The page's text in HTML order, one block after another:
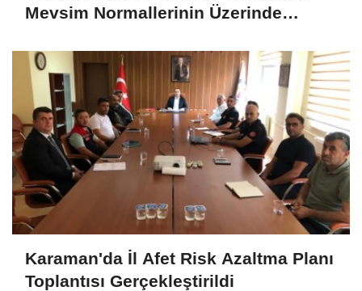
Mevsim Normallerinin Üzerinde
Karaman'da İl Afet Risk Azaltma Planı
Toplantısı Gerçekleştirildi